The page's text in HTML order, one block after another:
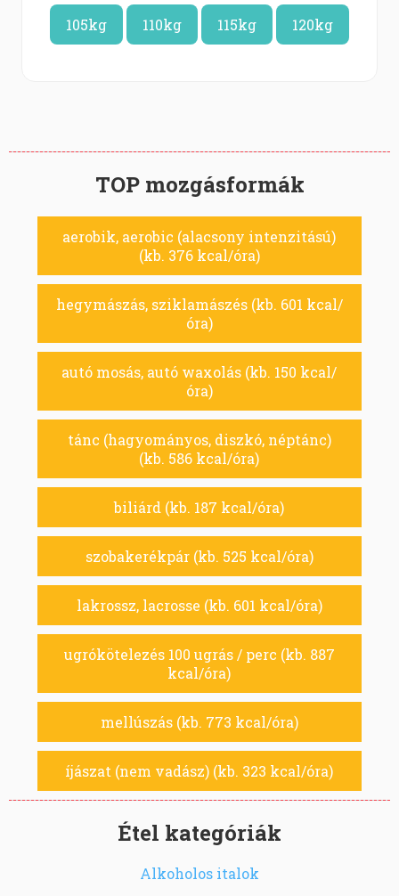
105kg 110kg 115kg 120kg
TOP mozgásformák
aerobik, aerobic (alacsony intenzitású)
(kb. 376 kcal/óra)
hegymászás, sziklamászés (kb. 601 kcal/
óra)
autó mosás, autó waxolás (kb. 150 kcal/
óra)
tánc (hagyományos, diszkó, néptánc)
(kb. 586 kcal/óra)
biliárd (kb. 187 kcal/óra)
szobakerékpár (kb. 525 kcal/óra)
lakrossz, lacrosse (kb. 601 kcal/óra)
ugrókötelezés 100 ugrás / perc (kb. 887
kcal/óra)
mellúszás (kb. 773 kcal/óra)
íjászat (nem vadász) (kb. 323 kcal/óra)
Étel kategóriák
Alkoholos italok